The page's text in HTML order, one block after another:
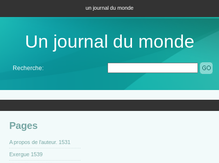
un journal du monde
Un journal du monde
Recherche:
Pages
A propos de l’auteur. 1531
Exergue 1539